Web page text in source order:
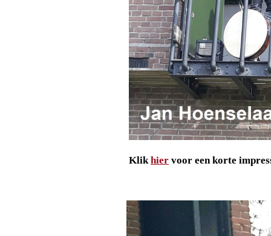
Klikhier voor een korte